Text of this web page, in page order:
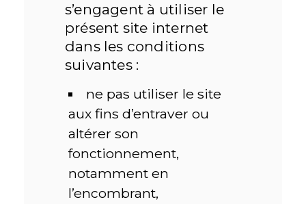
s’engagent à utiliser le
présent site internet
dans les conditions
suivantes :
ne pas utiliser le site
aux fins d’entraver ou
altérer son
fonctionnement,
notamment en
l’encombrant,